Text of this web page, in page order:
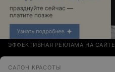
ЭФФЕКТИВНАЯ РЕКЛАМА НА САЙТЕ
САЛОН КРАСОТЫ